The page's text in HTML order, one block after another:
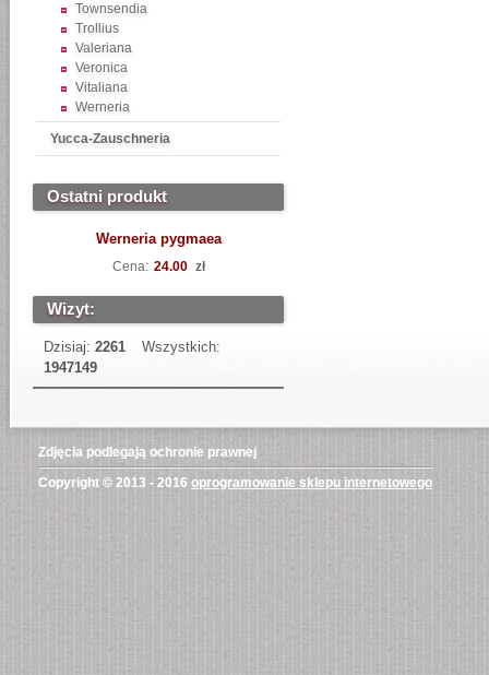
Townsendia
Trollius
Valeriana
Veronica
Vitaliana
Werneria
Yucca-Zauschneria
Ostatni produkt
Werneria pygmaea
Cena: 24.00 zł
Wizyt:
Dzisiaj: 2261
Wszystkich:
1947149
Zdjęcia podlegają ochronie prawnej
Copyright © 2013 - 2016 oprogramowanie sklepu internetowego